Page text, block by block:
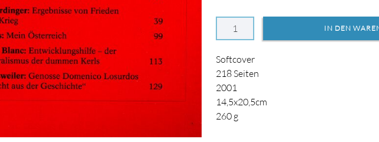
Softcover
218Seiten
2001
14,5x20,5cm
260 g